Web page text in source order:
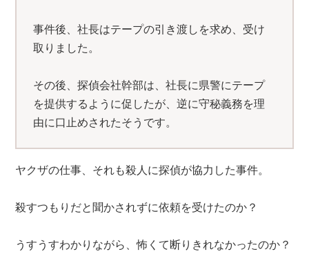
事件後、社長はテープの引き渡しを求め、受け
取りました。
その後、探偵会社幹部は、社長に県警にテープ
を提供するように促したが、逆に守秘義務を理
由に口止めされたそうです。
ヤクザの仕事、それも殺人に探偵が協力した事件。
殺すつもりだと聞かされずに依頼を受けたのか？
うすうすわかりながら、怖くて断りきれなかったのか？